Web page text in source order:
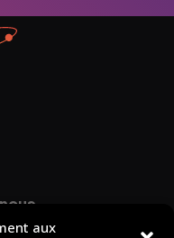
aux